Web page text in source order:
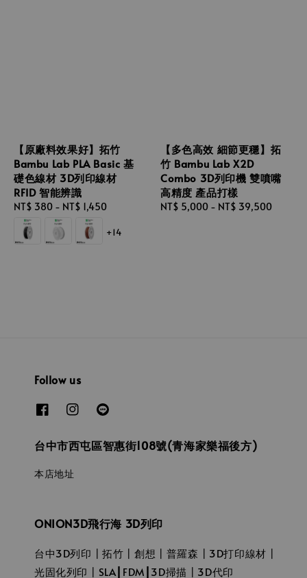
【原廠料效果好】拓竹
Bambu Lab PLA Basic 基
礎色線材 3D列印線材
RFID 智能辨識
Regular
price
NT$ 380 - NT$ 1,450
+14
【多色高效 細節更穩】拓
竹 Bambu Lab X2D
Combo 3D列印機 雙噴嘴
高精度 產品打樣
Regular
NT$ 5,000 - NT$ 39,500
Follow us
台中市西屯區智惠街108號(青海家樂福後方)
本店地址
ONION3D飛行海 3D列印
台中3D列印┃拓竹┃創想┃普羅森┃3D打印線材┃
光固化列印┃SLA┃FDM┃3D掃描┃3D代印